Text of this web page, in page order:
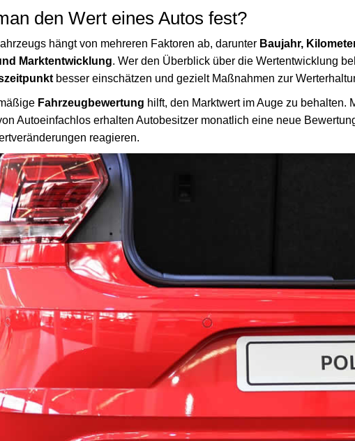
den Wert eines Autos fest?
hängt von mehreren Faktoren ab, darunter Baujahr,
Marktentwicklung. Wer den Überblick über die Wertentwicklung
besser einschätzen und gezielt Maßnahmen zur
Fahrzeugbewertung hilft, den Marktwert im Auge zu behalten.
Autoeinfachlos erhalten Autobesitzer monatlich eine neue
reagieren.